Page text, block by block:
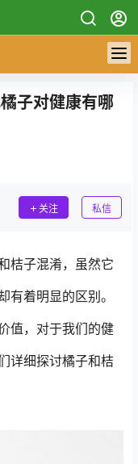
子对健康有哪
关注 私信
桔子混淆，虽然它
有着明显的区别。
值，对于我们的健
详细探讨橘子和桔